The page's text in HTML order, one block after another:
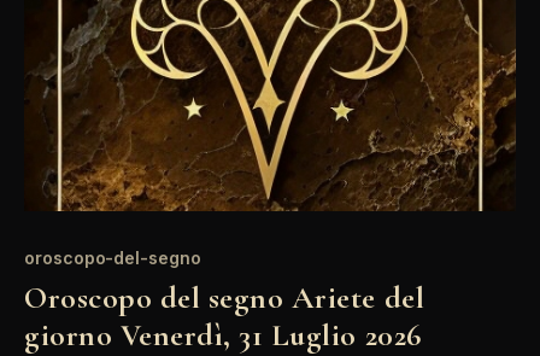
oroscopo-del-segno
Oroscopo del segno Ariete del
giorno Venerdì, 31 Luglio 2026